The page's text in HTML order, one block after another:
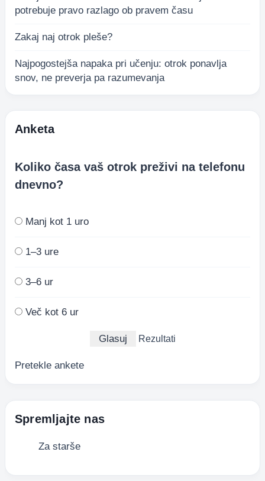
potrebuje pravo razlago ob pravem času
Zakaj naj otrok pleše?
Najpogostejša napaka pri učenju: otrok ponavlja
snov, ne preverja pa razumevanja
Anketa
Koliko časa vaš otrok preživi na telefonu
dnevno?
Manj kot 1 uro
1–3 ure
3–6 ur
Več kot 6 ur
Rezultati
Pretekle ankete
Spremljajte nas
Za starše